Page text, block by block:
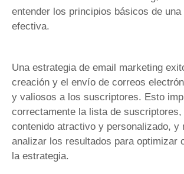
entender los principios básicos de una
efectiva.
Una estrategia de email marketing
creación y el envío de correos
y valiosos a los suscriptores. Esto
correctamente la lista de
contenido atractivo y personalizado, y
analizar los resultados para optimizar
la estrategia.